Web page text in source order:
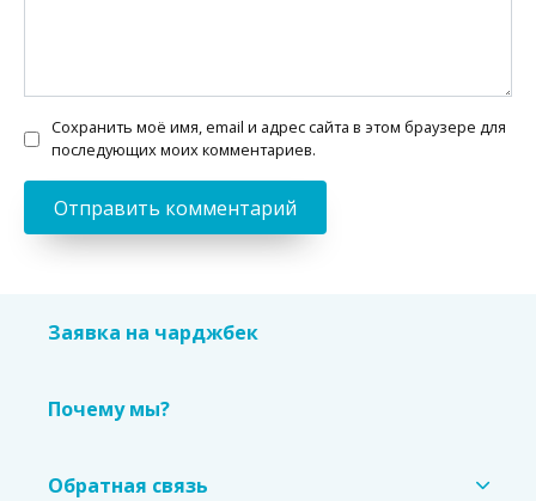
Сохранить моё имя, email и адрес сайта в этом браузере для
последующих моих комментариев.
Заявка на чарджбек
Почему мы?
Обратная связь